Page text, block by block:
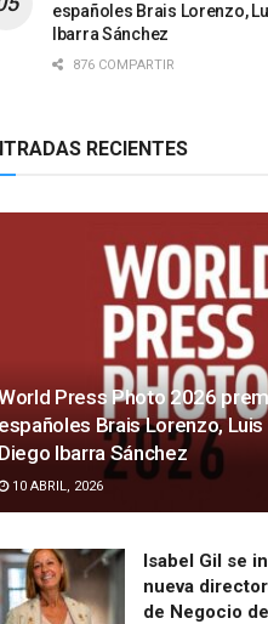
españoles Brais Lorenzo,
Ibarra Sánchez
876 COMPARTIR
RECIENTES
Press Photo 2026
españoles Brais Lorenzo,
Diego Ibarra Sánchez
10 ABRIL, 2026
Isabel Gil se
nueva
de Negocio